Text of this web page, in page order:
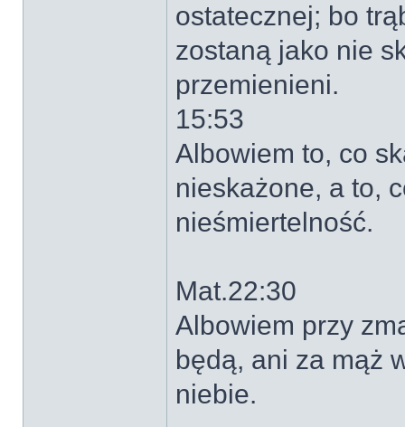
ostatecznej; bo
zostaną jako nie
przemienieni.
15:53
Albowiem to, co
nieskażone, a to,
nieśmiertelność.
Mat.22:30
Albowiem przy
będą, ani za mąż
niebie.